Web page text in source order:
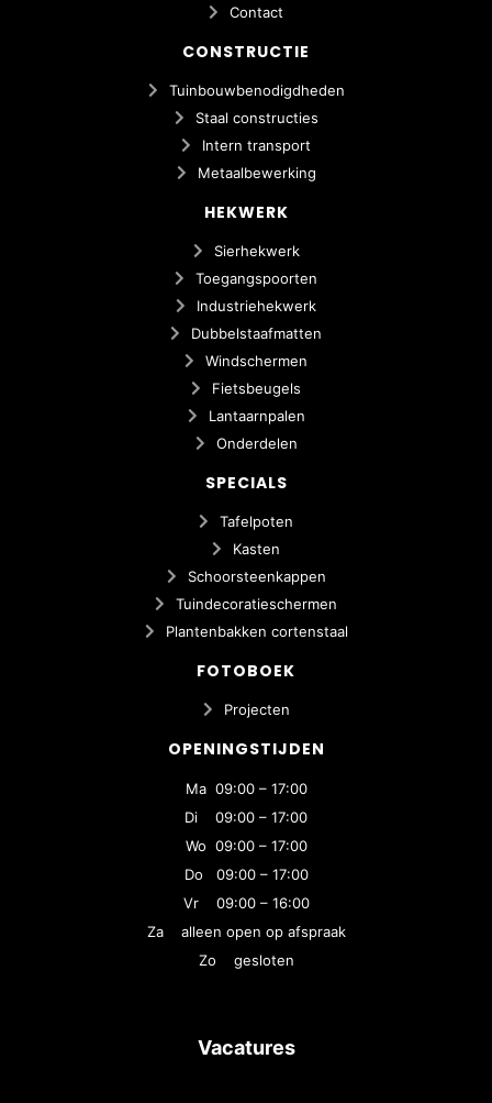
Contact
CONSTRUCTIE
Tuinbouwbenodigdheden
Staal constructies
Intern transport
Metaalbewerking
HEKWERK
Sierhekwerk
Toegangspoorten
Industriehekwerk
Dubbelstaafmatten
Windschermen
Fietsbeugels
Lantaarnpalen
Onderdelen
SPECIALS
Tafelpoten
Kasten
Schoorsteenkappen
Tuindecoratieschermen
Plantenbakken cortenstaal
FOTOBOEK
Projecten
OPENINGSTIJDEN
Ma 09:00 – 17:00
Di 09:00 – 17:00
Wo 09:00 – 17:00
Do 09:00 – 17:00
Vr 09:00 – 16:00
Za alleen open op afspraak
Zo gesloten
Vacatures